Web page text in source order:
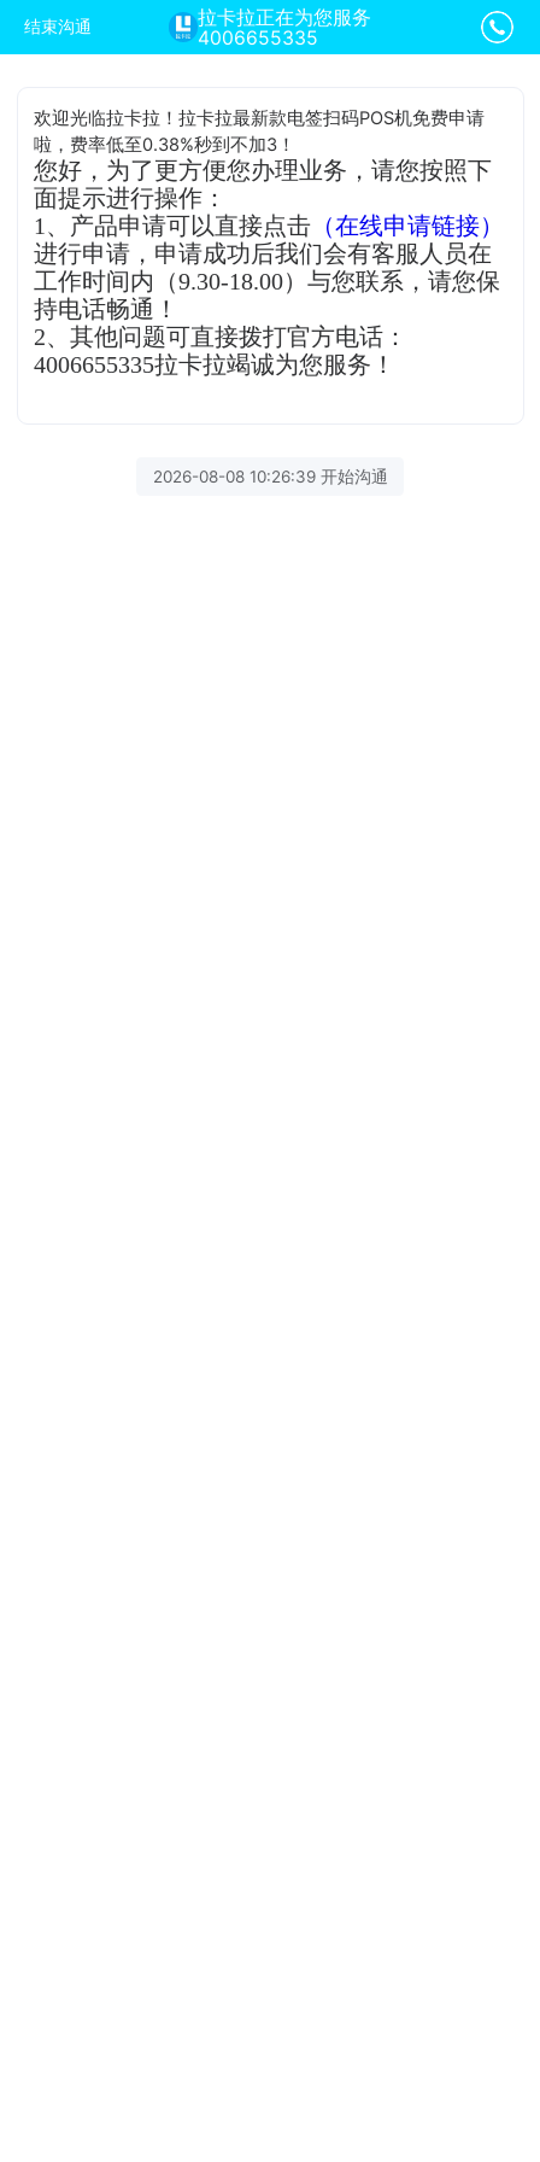
结束沟通
拉卡拉正在为您服务
4006655335
欢迎光临拉卡拉！拉卡拉最新款电签扫码POS机免费申请
啦，费率低至0.38%秒到不加3！
您好，为了更方便您办理业务，请您按照下
面提示进行操作：
1、产品申请可以直接点击 （在线申请链接）
进行申请，申请成功后我们会有客服人员在
工作时间内（9.30-18.00）与您联系，请您保
持电话畅通！
2、其他问题可直接拨打官方电话：
4006655335拉卡拉竭诚为您服务！
2026-08-08 10:26:39 开始沟通